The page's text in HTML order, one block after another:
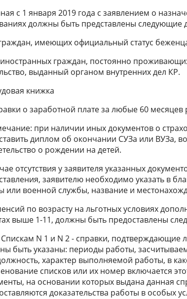
с 1 января 2019 года с заявлением о
должны быть представлены следующие
имеющих официальный статус
граждан, постоянно
выданный органом внутренних дел КР.
книжка
о заработной плате за любые 60 месяцев
при наличии иных документов о
диплом об окончании СУЗа или ВУЗа,
о рождении на детей.
отсутствия у заявителя указанных
заявителю необходимо указать в
или военной службы, название и
по возрасту на льготных условиях
выше 1-11, должны быть предоставлены
N 1 и N 2 - справки, подтверждающие
быть указаны: периоды работы,
характер выполняемой работы, в
списков или их номер включается
на основании которых выдана данная
доказательства работы в особых